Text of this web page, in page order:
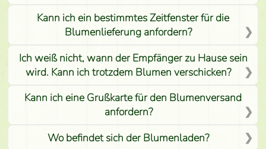
Kann ich ein bestimmtes Zeitfenster für die
Blumenlieferung anfordern?
Ich weiß nicht, wann der Empfänger zu Hause sein
wird. Kann ich trotzdem Blumen verschicken?
Kann ich eine Grußkarte für den Blumenversand
anfordern?
Wo befindet sich der Blumenladen?